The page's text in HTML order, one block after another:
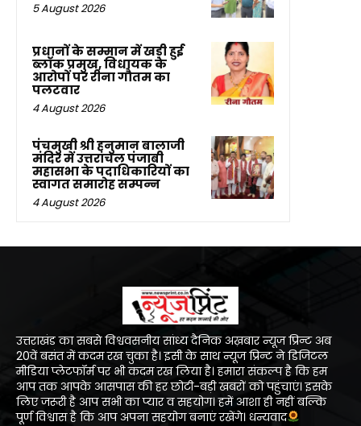
5 August 2026
प्रधानों के सम्मान में खड़ी हुई
ब्लॉक प्रमुख, विधायक के
आरोपों पर रीना गौतम का
पलटवार
4 August 2026
पंचमुखी श्री हनुमान बालाजी
मंदिर में उत्तरांचल पंजाबी
महासभा के पदाधिकारियों का
स्वागत समारोह सम्पन्न
4 August 2026
उत्तराखंड का सबसे विश्ववसनीय सांध्य दैनिक अख़बार न्यूज प्रिन्ट अब
20वें बसंत में कदम रख चुका है। इसी के साथ न्यूज प्रिन्ट ने डिजिटल
मीडिया प्लेटफॉर्म पर भी कदम रख लिया है। हमारा संकल्प है कि हम
आप तक आपके आसपास की हर छोटी-बड़ी खबरों को पहुंचाएं। इसके
लिए जरूरी है आप सभी का प्यार व सहयोग। हमें आशा ही नहीं बल्कि
पूर्ण विश्वास है कि आप अपना सहयोग बनाएं रखेंगे। धन्यवाद